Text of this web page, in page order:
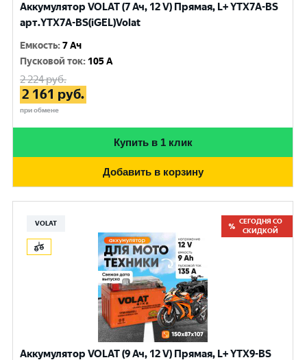
Аккумулятор VOLAT (7 Ач, 12 V) Прямая, L+ YTX7A-BS
арт.YTX7A-BS(iGEL)Volat
Емкость:7 Ач
Пусковой ток: 105 A
2 224руб.
2 161 руб.
при обмене
Купить в 1 клик
Добавить в корзину
VOLAT
СЕГОДНЯ СО
СКИДКОЙ
Аккумулятор VOLAT (9 Ач, 12 V) Прямая, L+ YTX9-BS